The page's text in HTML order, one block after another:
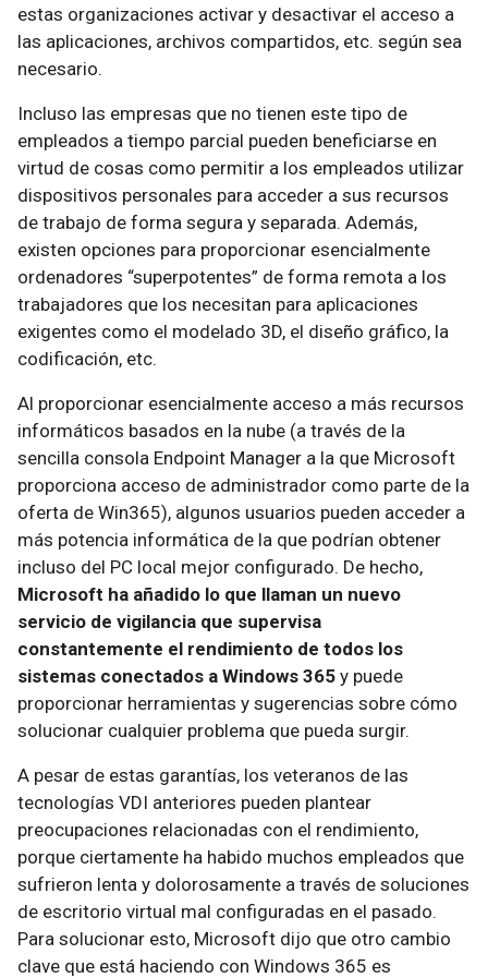
estas organizaciones activar y desactivar el acceso a
las aplicaciones, archivos compartidos, etc. según sea
necesario.
Incluso las empresas que no tienen este tipo de
empleados a tiempo parcial pueden beneficiarse en
virtud de cosas como permitir a los empleados utilizar
dispositivos personales para acceder a sus recursos
de trabajo de forma segura y separada. Además,
existen opciones para proporcionar esencialmente
ordenadores “superpotentes” de forma remota a los
trabajadores que los necesitan para aplicaciones
exigentes como el modelado 3D, el diseño gráfico, la
codificación, etc.
Al proporcionar esencialmente acceso a más recursos
informáticos basados en la nube (a través de la
sencilla consola Endpoint Manager a la que Microsoft
proporciona acceso de administrador como parte de la
oferta de Win365), algunos usuarios pueden acceder a
más potencia informática de la que podrían obtener
incluso del PC local mejor configurado. De hecho,
Microsoft ha añadido lo que llaman un nuevo
servicio de vigilancia que supervisa
constantemente el rendimiento de todos los
sistemas conectados a Windows 365 y puede
proporcionar herramientas y sugerencias sobre cómo
solucionar cualquier problema que pueda surgir.
A pesar de estas garantías, los veteranos de las
tecnologías VDI anteriores pueden plantear
preocupaciones relacionadas con el rendimiento,
porque ciertamente ha habido muchos empleados que
sufrieron lenta y dolorosamente a través de soluciones
de escritorio virtual mal configuradas en el pasado.
Para solucionar esto, Microsoft dijo que otro cambio
clave que está haciendo con Windows 365 es